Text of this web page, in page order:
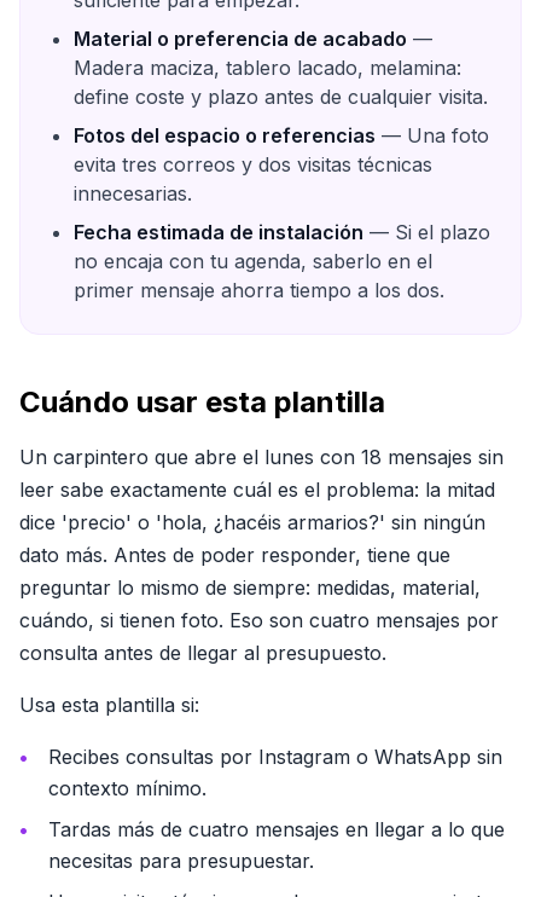
Material o preferencia de acabado —
Madera maciza, tablero lacado, melamina:
define coste y plazo antes de cualquier visita.
Fotos del espacio o referencias — Una foto
evita tres correos y dos visitas técnicas
innecesarias.
Fecha estimada de instalación — Si el plazo
no encaja con tu agenda, saberlo en el
primer mensaje ahorra tiempo a los dos.
Cuándo usar esta plantilla
Un carpintero que abre el lunes con 18 mensajes sin
leer sabe exactamente cuál es el problema: la mitad
dice 'precio' o 'hola, ¿hacéis armarios?' sin ningún
dato más. Antes de poder responder, tiene que
preguntar lo mismo de siempre: medidas, material,
cuándo, si tienen foto. Eso son cuatro mensajes por
consulta antes de llegar al presupuesto.
Usa esta plantilla si:
Recibes consultas por Instagram o WhatsApp sin
contexto mínimo.
Tardas más de cuatro mensajes en llegar a lo que
necesitas para presupuestar.